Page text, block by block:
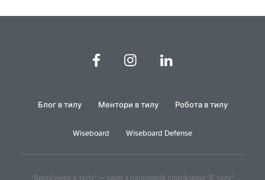
Блог в тилу Ментори в тилу Робота в тилу
Wiseboard Wiseboard Defense
"Виробники в тилу" — один з напрямків платформи "В тилу"